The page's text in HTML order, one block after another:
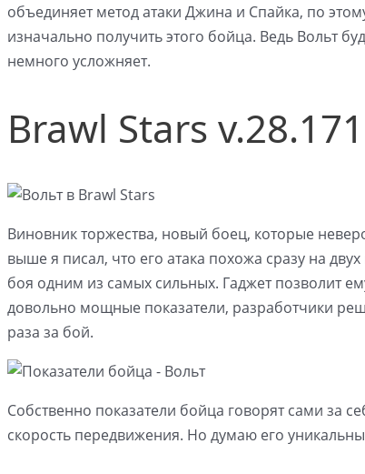
объединяет метод атаки Джина и Спайка, по
изначально получить этого бойца. Ведь Вольт
немного усложняет.
Brawl Stars v.28.171
Виновник торжества, новый боец, которые
выше я писал, что его атака похожа сразу на
боя одним из самых сильных. Гаджет позволит
довольно мощные показатели, разработчики
раза за бой.
Собственно показатели бойца говорят сами за
скорость передвижения. Но думаю его